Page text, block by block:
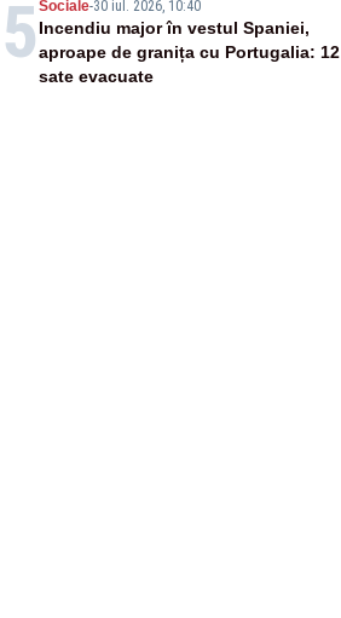
5 Sociale-30 iul. 2026, 10:40
Incendiu major în vestul Spaniei,
aproape de granița cu Portugalia: 12
sate evacuate